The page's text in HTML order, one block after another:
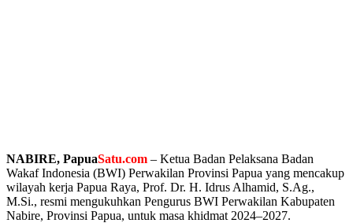
NABIRE, PapuaSatu.com – Ketua Badan Pelaksana Badan
Wakaf Indonesia (BWI) Perwakilan Provinsi Papua yang mencakup
wilayah kerja Papua Raya, Prof. Dr. H. Idrus Alhamid, S.Ag.,
M.Si., resmi mengukuhkan Pengurus BWI Perwakilan Kabupaten
Nabire, Provinsi Papua, untuk masa khidmat 2024–2027.